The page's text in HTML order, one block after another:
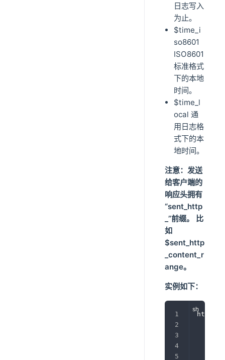
日志写入
为止。
$time_i
so8601
ISO8601
标准格式
下的本地
时间。
$time_l
ocal 通
用日志格
式下的本
地时间。
注意：发送
给客户端的
响应头拥有
“sent_http
_”前缀。 比
如
$sent_http
_content_r
ange。
实例如下：
http